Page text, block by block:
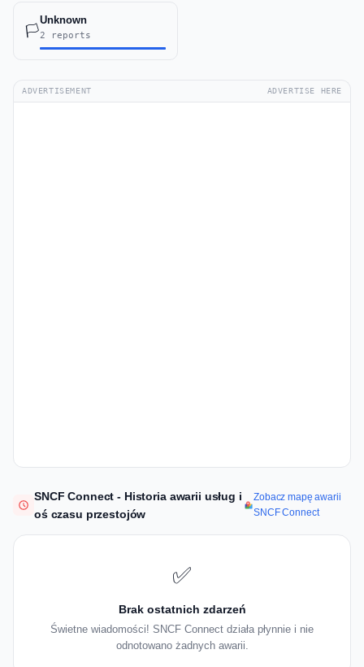
🏳️
Unknown
2 reports
ADVERTISEMENT ADVERTISE HERE
SNCF Connect - Historia awarii usług i
oś czasu przestojów
Zobacz mapę awarii
SNCF Connect
✅
Brak ostatnich zdarzeń
Świetne wiadomości! SNCF Connect działa płynnie i nie
odnotowano żadnych awarii.